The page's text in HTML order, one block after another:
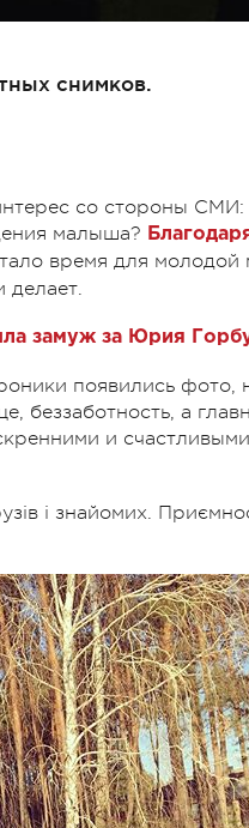
снимков.
со стороны СМИ:
малыша?
время для
делает.
замуж за Юрия
появились фото,
беззаботность, а
и
і знайомих.